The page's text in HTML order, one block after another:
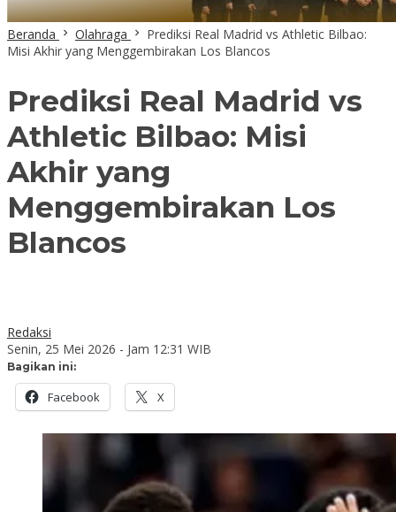
Beranda Olahraga
Prediksi Real Madrid vs Athletic Bilbao:
Misi Akhir yang Menggembirakan Los Blancos
Prediksi Real Madrid vs
Athletic Bilbao: Misi
Akhir yang
Menggembirakan Los
Blancos
Redaksi
Senin, 25 Mei 2026 - Jam 12:31 WIB
Bagikan ini:
Facebook X